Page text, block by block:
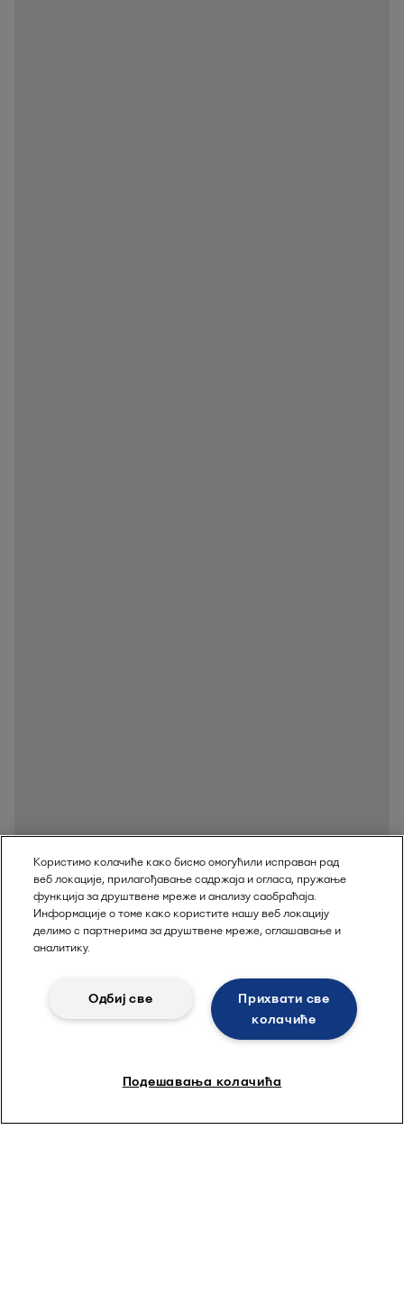
Користимо колачиће како бисмо омогућили исправан рад
веб локације, прилагођавање садржаја и огласа, пружање
функција за друштвене мреже и анализу саобраћаја.
Информације о томе како користите нашу веб локацију
делимо с партнерима за друштвене мреже, оглашавање и
аналитику.
Прихвати све
колачиће
Одбиј све
Подешавања колачића